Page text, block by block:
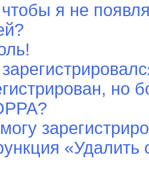
я не
но